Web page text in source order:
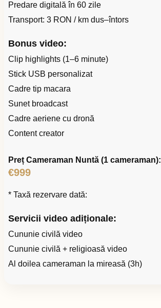
Predare digitală în 60 zile
Transport: 3 RON / km dus–întors
Bonus video:
Clip highlights (1–6 minute)
Stick USB personalizat
Cadre tip macara
Sunet broadcast
Cadre aeriene cu dronă
Content creator
Preț Cameraman Nuntă (1 cameraman):
€999
* Taxă rezervare dată:
Servicii video adiționale:
Cununie civilă video
Cununie civilă + religioasă video
Al doilea cameraman la mireasă (3h)